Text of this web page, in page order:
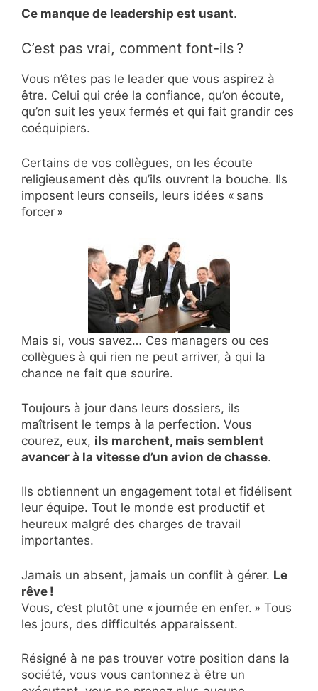
Ce manque de leadership est usant.
C’est pas vrai, comment font-ils ?
Vous n’êtes pas le leader que vous aspirez à
être. Celui qui crée la confiance, qu’on écoute,
qu’on suit les yeux fermés et qui fait grandir ces
coéquipiers.
Certains de vos collègues, on les écoute
religieusement dès qu’ils ouvrent la bouche. Ils
imposent leurs conseils, leurs idées « sans
forcer »
Mais si, vous savez… Ces managers ou ces
collègues à qui rien ne peut arriver, à qui la
chance ne fait que sourire.
Toujours à jour dans leurs dossiers, ils
maîtrisent le temps à la perfection. Vous
courez, eux, ils marchent, mais semblent
avancer à la vitesse d’un avion de chasse.
Ils obtiennent un engagement total et fidélisent
leur équipe. Tout le monde est productif et
heureux malgré des charges de travail
importantes.
Jamais un absent, jamais un conflit à gérer. Le
rêve !
Vous, c’est plutôt une « journée en enfer. » Tous
les jours, des difficultés apparaissent.
Résigné à ne pas trouver votre position dans la
société, vous vous cantonnez à être un